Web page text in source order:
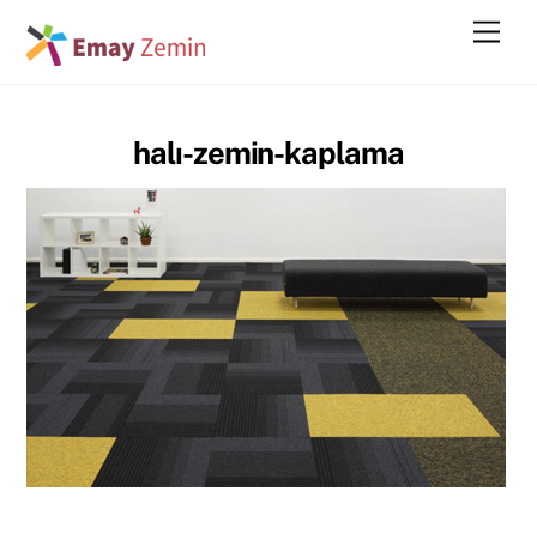
halı-zemin-kaplama